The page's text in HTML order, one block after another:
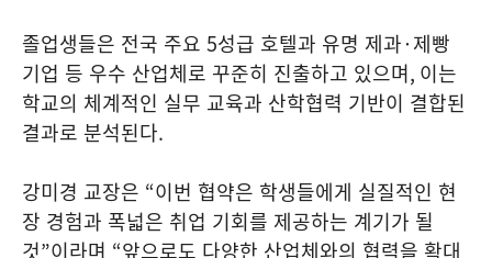
졸업생들은 전국 주요 5성급 호텔과 유명 제과·제빵
기업 등 우수 산업체로 꾸준히 진출하고 있으며, 이는
학교의 체계적인 실무 교육과 산학협력 기반이 결합된
결과로 분석된다.
강미경 교장은 “이번 협약은 학생들에게 실질적인 현
장 경험과 폭넓은 취업 기회를 제공하는 계기가 될
것”이라며 “앞으로도 다양한 산업체와의 협력을 확대